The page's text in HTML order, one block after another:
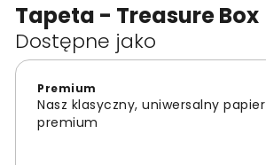
Tapeta - Treasure Box
Dostępne jako
Premium
Nasz klasyczny, uniwersalny papier
premium